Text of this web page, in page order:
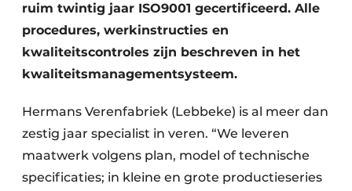
ruim twintig jaar ISO9001 gecertificeerd. Alle
procedures, werkinstructies en
kwaliteitscontroles zijn beschreven in het
kwaliteitsmanagementsysteem.
Hermans Verenfabriek (Lebbeke) is al meer dan
zestig jaar specialist in veren. “We leveren
maatwerk volgens plan, model of technische
specificaties; in kleine en grote productieseries